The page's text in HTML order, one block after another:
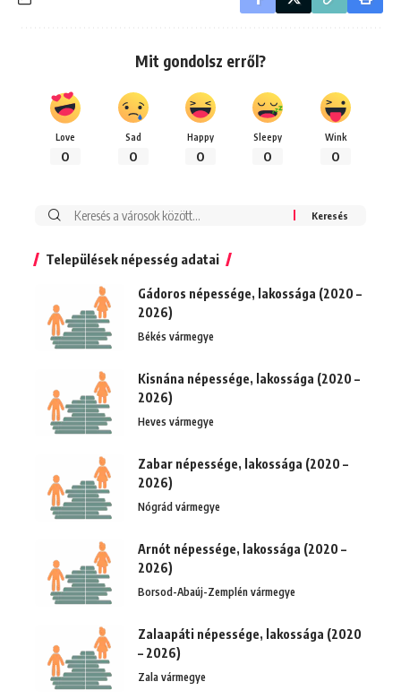
Mit gondolsz erről?
Love
0
Sad
0
Happy
0
Sleepy
0
Wink
0
Keresés:
Települések népesség adatai
Gádoros népessége, lakossága (2020 –
2026)
Békés vármegye
Kisnána népessége, lakossága (2020 –
2026)
Heves vármegye
Zabar népessége, lakossága (2020 –
2026)
Nógrád vármegye
Arnót népessége, lakossága (2020 –
2026)
Borsod-Abaúj-Zemplén vármegye
Zalaapáti népessége, lakossága (2020
– 2026)
Zala vármegye